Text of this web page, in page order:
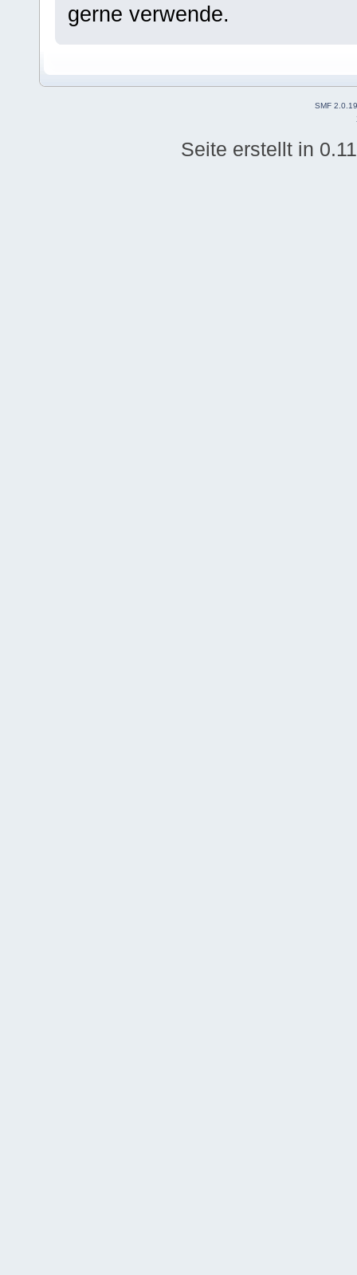
gerne verwende.
SMF 2.0.19
Seite erstellt in